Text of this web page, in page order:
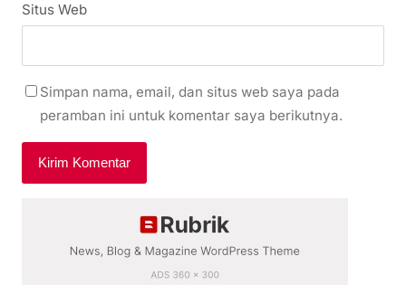
Situs Web
Simpan nama, email, dan situs web saya pada
peramban ini untuk komentar saya berikutnya.